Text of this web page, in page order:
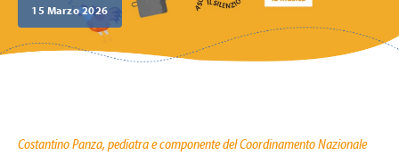
15 Marzo 2026
Costantino Panza, pediatra e componente del Coordinamento Nazionale